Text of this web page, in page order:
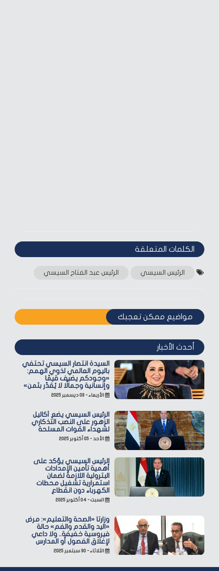
الكلمات المتعلقة‎
الرئيس السيسي الرئيس عبد الفتاح السيسي
مواضيع ممكن تعجبك
أحدث الأخبار
السيدة انتصار السيسي تحتفي
باليوم العالمي لذوي الهمم:
«وجودكم يضيف قيمًا
وإنسانية وجمالًا لا يُقدّر بثمن»
الأربعاء - ٠٣ ديسمبر ٢٠٢٥
الرئيس السيسي يضع أكاليل
الزهور على النصب التذكاري
لشهداء القوات المسلحة
الأحد - ٠٥ أكتوبر ٢٠٢٥
الرئيس السيسي يؤكد على
أهمية تأمين الإمدادات
البترولية اللازمة لضمان
استمرارية تشغيل محطات
الكهرباء دون انقطاع
السبت - ٠٤ أكتوبر ٢٠٢٥
وزارتا «الصحة والتعليم»: مرض
«اليد والقدم والفم» حالة
فيروسية خفيفة.. ولا داعي
لإغلاق الفصول أو المدارس
الثلاثاء - ٣٠ سبتمبر ٢٠٢٥